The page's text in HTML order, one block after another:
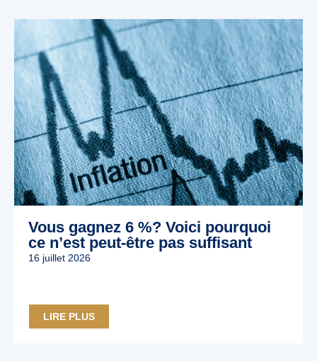
Vous gagnez 6 %? Voici pourquoi
ce n’est peut‑être pas suffisant
16 juillet 2026
LIRE PLUS